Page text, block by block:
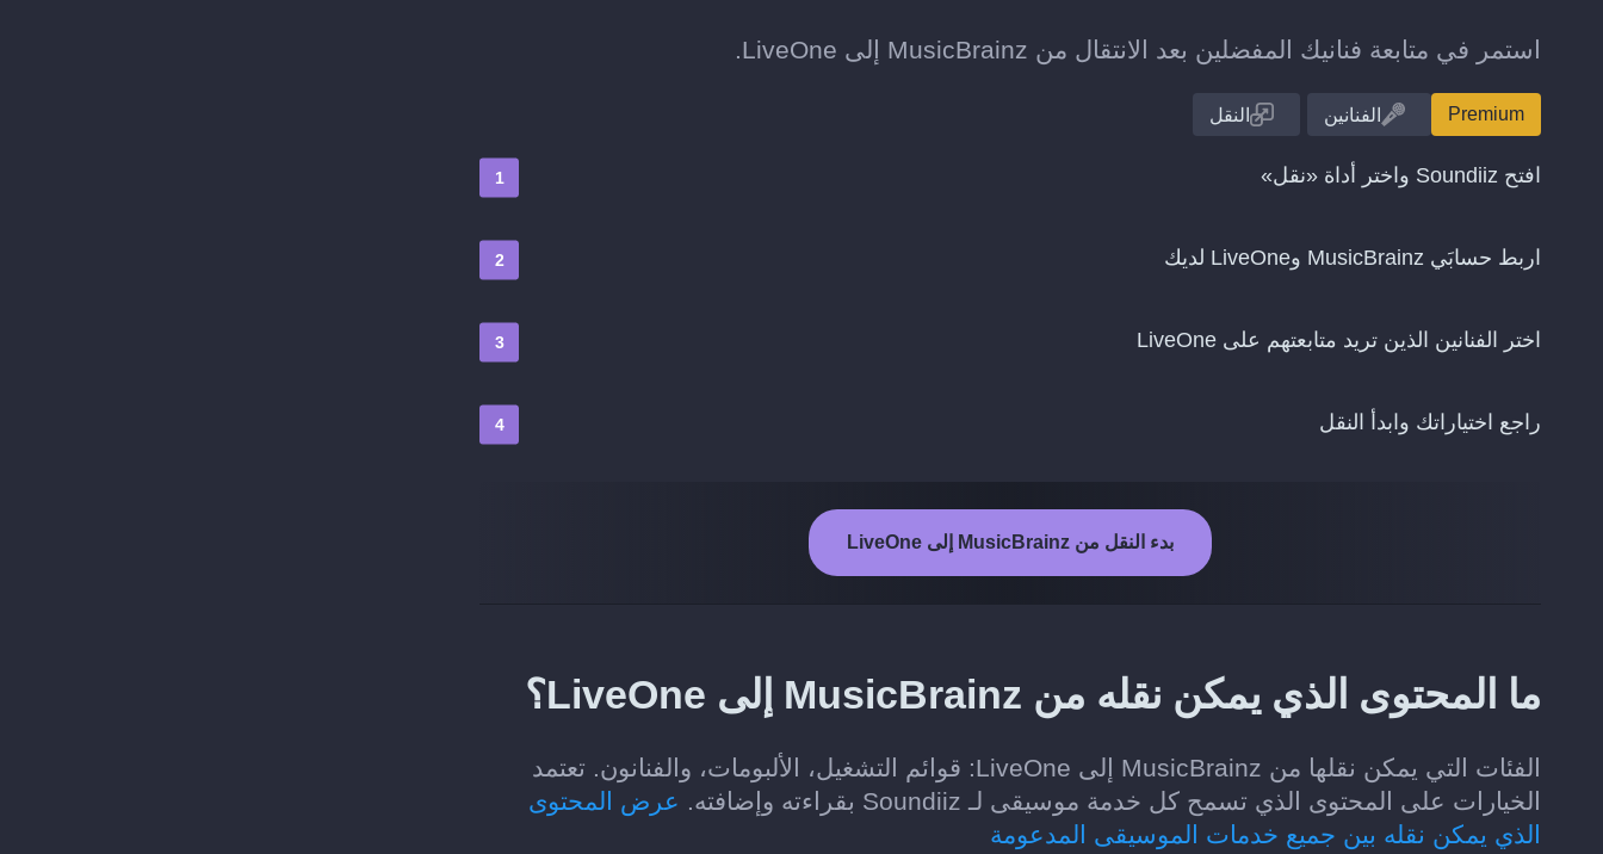
استمر في متابعة فنانيك المفضلين بعد الانتقال من MusicBrainz إلى LiveOne.
Premium الفنانين النقل
افتح Soundiiz واختر أداة «نقل»
اربط حسابَي MusicBrainz وLiveOne لديك
اختر الفنانين الذين تريد متابعتهم على LiveOne
راجع اختياراتك وابدأ النقل
بدء النقل من MusicBrainz إلى LiveOne
ما المحتوى الذي يمكن نقله من MusicBrainz إلى LiveOne؟
الفئات التي يمكن نقلها من MusicBrainz إلى LiveOne: قوائم التشغيل، الألبومات، والفنانون. تعتمد
الخيارات على المحتوى الذي تسمح كل خدمة موسيقى لـ Soundiiz بقراءته وإضافته.
عرض المحتوى
الذي يمكن نقله بين جميع خدمات الموسيقى المدعومة